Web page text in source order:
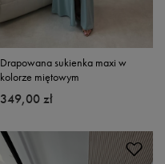
Drapowana sukienka maxi w
kolorze miętowym
349,00 zł